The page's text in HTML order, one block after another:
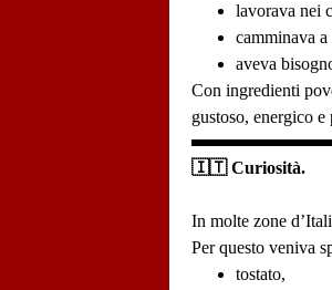
lavorava nei
camminava
aveva
Con ingredienti
gustoso, energico e
🇮🇹 Curiosità.
In molte zone
Per questo veniva
tostato,